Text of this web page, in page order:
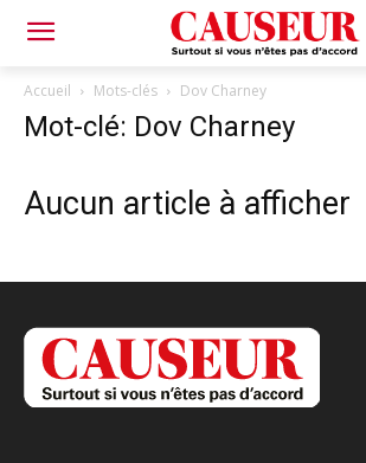
Accueil Mots-clés Dov Charney
Mot-clé: Dov Charney
Aucun article à afficher